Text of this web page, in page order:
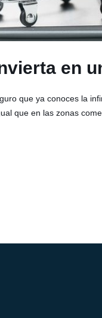
en
que ya conoces la
que en las zonas